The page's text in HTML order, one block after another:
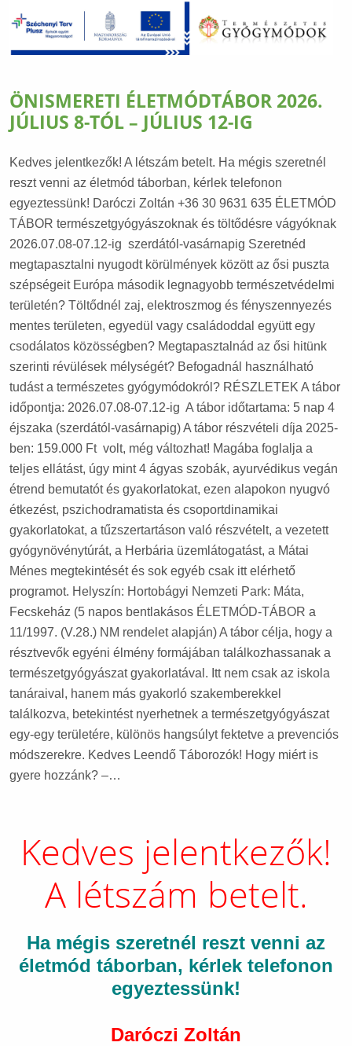
ÖNISMERETI ÉLETMÓDTÁBOR 2026.
JÚLIUS 8-TÓL – JÚLIUS 12-IG
Kedves jelentkezők! A létszám betelt. Ha mégis szeretnél
reszt venni az életmód táborban, kérlek telefonon
egyeztessünk! Daróczi Zoltán +36 30 9631 635 ÉLETMÓD
TÁBOR természetgyógyászoknak és töltődésre vágyóknak
2026.07.08-07.12-ig szerdától-vasárnapig Szeretnéd
megtapasztalni nyugodt körülmények között az ősi puszta
szépségeit Európa második legnagyobb természetvédelmi
területén? Töltődnél zaj, elektroszmog és fényszennyezés
mentes területen, egyedül vagy családoddal együtt egy
csodálatos közösségben? Megtapasztalnád az ősi hitünk
szerinti révülések mélységét? Befogadnál használható
tudást a természetes gyógymódokról? RÉSZLETEK A tábor
időpontja: 2026.07.08-07.12-ig A tábor időtartama: 5 nap 4
éjszaka (szerdától-vasárnapig) A tábor részvételi díja 2025-
ben: 159.000 Ft volt, még változhat! Magába foglalja a
teljes ellátást, úgy mint 4 ágyas szobák, ayurvédikus vegán
étrend bemutatót és gyakorlatokat, ezen alapokon nyugvó
étkezést, pszichodramatista és csoportdinamikai
gyakorlatokat, a tűzszertartáson való részvételt, a vezetett
gyógynövénytúrát, a Herbária üzemlátogatást, a Mátai
Ménes megtekintését és sok egyéb csak itt elérhető
programot. Helyszín: Hortobágyi Nemzeti Park: Máta,
Fecskeház (5 napos bentlakásos ÉLETMÓD-TÁBOR a
11/1997. (V.28.) NM rendelet alapján) A tábor célja, hogy a
résztvevők egyéni élmény formájában találkozhassanak a
természetgyógyászat gyakorlatával. Itt nem csak az iskola
tanáraival, hanem más gyakorló szakemberekkel
találkozva, betekintést nyerhetnek a természetgyógyászat
egy-egy területére, különös hangsúlyt fektetve a prevenciós
módszerekre. Kedves Leendő Táborozók! Hogy miért is
gyere hozzánk? –…
Kedves jelentkezők!
A létszám betelt.
Ha mégis szeretnél reszt venni az
életmód táborban, kérlek telefonon
egyeztessünk!
Daróczi Zoltán